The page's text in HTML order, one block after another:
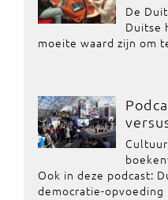
De
Duitse
moeite waard zijn om
Ook in deze podcast:
democratie-opvoeding